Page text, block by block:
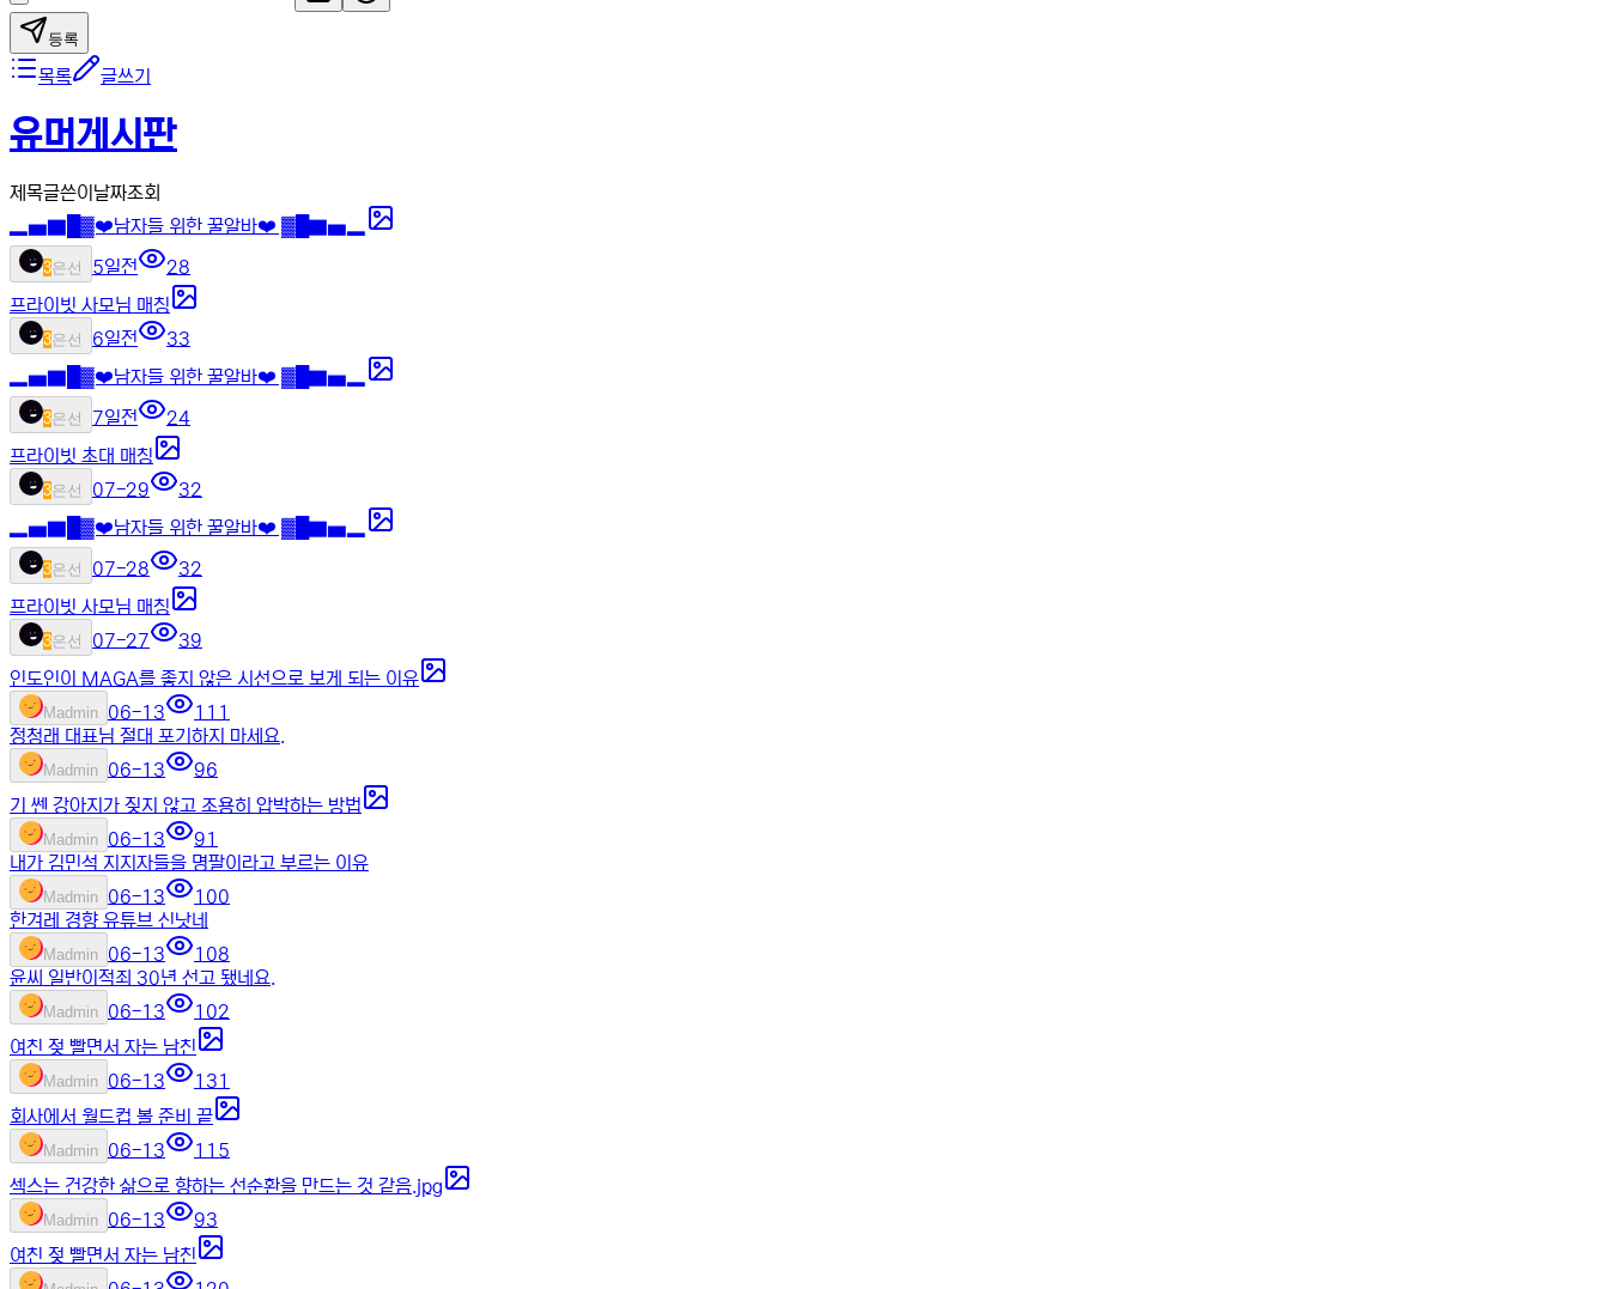
등록
목록 글쓰기
유머게시판
제목글쓴이 날짜조회
▂▅▇█▓❤️남자들 위한 꿀알바❤️ ▓█▇▅▂
3은선 5일전
28
프라이빗 사모님 매칭
3은선 6일전
33
▂▅▇█▓❤️남자들 위한 꿀알바❤️ ▓█▇▅▂
3은선 7일전
24
프라이빗 초대 매칭
3은선 07-29
32
▂▅▇█▓❤️남자들 위한 꿀알바❤️ ▓█▇▅▂
3은선 07-28
32
프라이빗 사모님 매칭
3은선 07-27
39
인도인이 MAGA를 좋지 않은 시선으로 보게 되는 이유
Madmin 06-13
111
정청래 대표님 절대 포기하지 마세요.
Madmin 06-13
96
기 쎈 강아지가 짖지 않고 조용히 압박하는 방법
Madmin 06-13
91
내가 김민석 지지자들을 명팔이라고 부르는 이유
Madmin 06-13
100
한겨레 경향 유튜브 신낫네
Madmin 06-13
108
윤씨 일반이적죄 30년 선고 됐네요.
Madmin 06-13
102
여친 젖 빨면서 자는 남친
Madmin 06-13
131
회사에서 월드컵 볼 준비 끝
Madmin 06-13
115
섹스는 건강한 삶으로 향하는 선순환을 만드는 것 같음.jpg
Madmin 06-13
93
여친 젖 빨면서 자는 남친